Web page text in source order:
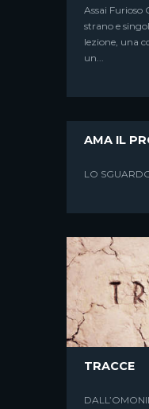
Assai Furioso
strano e
lezione, una
un...
AMA IL
LO
TRACCE